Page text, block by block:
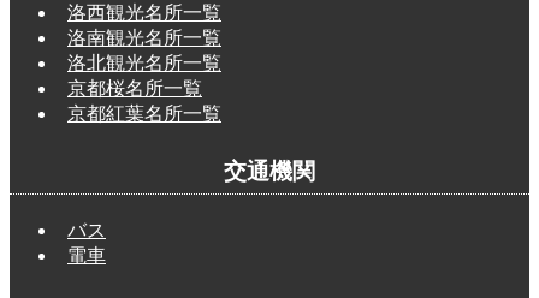
洛西観光名所一覧
洛南観光名所一覧
洛北観光名所一覧
京都桜名所一覧
京都紅葉名所一覧
交通機関
バス
電車